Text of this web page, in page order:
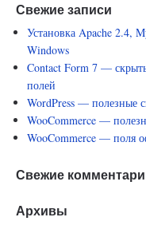
Свежие записи
Установка Apache 2.4,
Windows
Contact Form 7 —
полей
WordPress — полезные
WooCommerce —
WooCommerce — поля
Свежие
Архивы